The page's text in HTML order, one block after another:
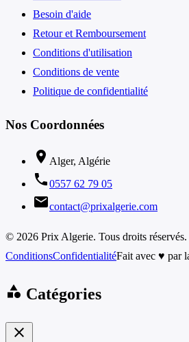
Besoin d'aide
Retour et Remboursement
Conditions d'utilisation
Conditions de vente
Politique de confidentialité
Nos Coordonnées
location_on Alger, Algérie
phone0557 62 79 05
emailcontact@prixalgerie.com
© 2026 Prix Algerie. Tous droits réservés.
ConditionsConfidentialitéFait avec ♥ par
category Catégories
close